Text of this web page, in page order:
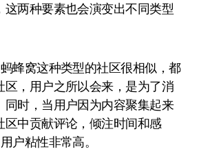
这两种要素也会演变出不同类型
蜂窝这种类型的社区很相似，都
区，用户之所以会来，是为了消
同时，当用户因为内容聚集起来
区中贡献评论，倾注时间和感
户粘性非常高。